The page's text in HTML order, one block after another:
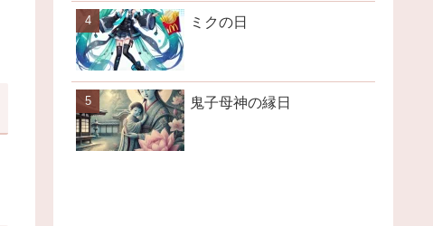
ミクの日
鬼子母神の縁日